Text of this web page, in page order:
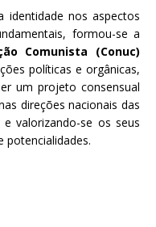
nos aspectos
formou-se a
Comunista (Conuc)
políticas e orgânicas,
um projeto consensual
direções nacionais das
valorizando-se os seus
potencialidades.